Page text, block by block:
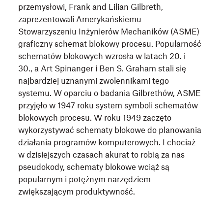
przemysłowi, Frank and Lilian Gilbreth,
zaprezentowali Amerykańskiemu
Stowarzyszeniu Inżynierów Mechaników (ASME)
graficzny schemat blokowy procesu. Popularność
schematów blokowych wzrosła w latach 20. i
30., a Art Spinanger i Ben S. Graham stali się
najbardziej uznanymi zwolennikami tego
systemu. W oparciu o badania Gilbrethów, ASME
przyjęło w 1947 roku system symboli schematów
blokowych procesu. W roku 1949 zaczęto
wykorzystywać schematy blokowe do planowania
działania programów komputerowych. I chociaż
w dzisiejszych czasach akurat to robią za nas
pseudokody, schematy blokowe wciąż są
popularnym i potężnym narzędziem
zwiększającym produktywność.